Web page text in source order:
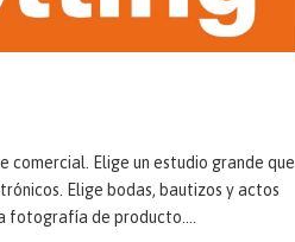
comercial. Elige un estudio grande que
Elige bodas, bautizos y actos
fotografía de producto.…